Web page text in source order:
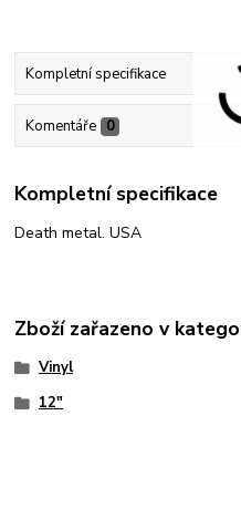
Kompletní specifikace
Komentáře 0
Kompletní specifikace
Death metal. USA
Zboží zařazeno v
Vinyl
12"